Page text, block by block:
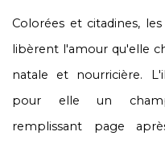
Colorées et citadines,
libèrent l'amour qu'elle
natale et nourricière.
pour elle un champ
remplissant page